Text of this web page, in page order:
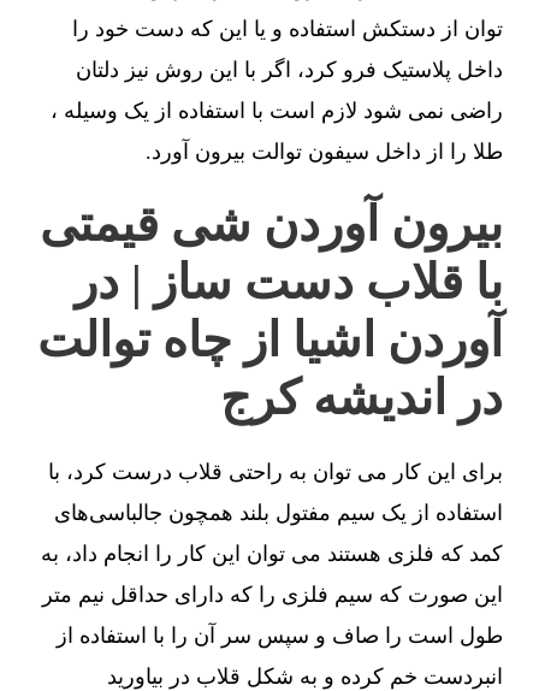
توان از دستکش استفاده و یا این که دست خود را
داخل پلاستیک فرو کرد، اگر با این روش نیز دلتان
راضی نمی شود لازم است با استفاده از یک وسیله ،
طلا را از داخل سیفون توالت بیرون آورد.
بیرون آوردن شی قیمتی
با قلاب دست ساز | در
آوردن اشیا از چاه توالت
در اندیشه کرج
برای این کار می توان به راحتی قلاب درست کرد، با
استفاده از یک سیم مفتول بلند همچون جالباسی‌های
کمد که فلزی هستند می توان این کار را انجام داد، به
این صورت که سیم فلزی را که دارای حداقل نیم متر
طول است را صاف و سپس سر آن را با استفاده از
انبردست خم کرده و به شکل قلاب در بیاورید